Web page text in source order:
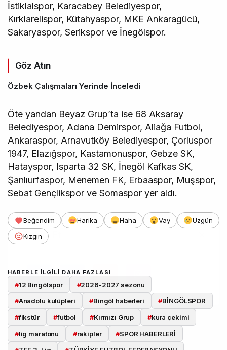
İstiklalspor, Karacabey Belediyespor,
Kırklarelispor, Kütahyaspor, MKE Ankaragücü,
Sakaryaspor, Serikspor ve İnegölspor.
Göz Atın
Özbek Çalışmaları Yerinde İnceledi
Öte yandan Beyaz Grup’ta ise 68 Aksaray
Belediyespor, Adana Demirspor, Aliağa Futbol,
Ankaraspor, Arnavutköy Belediyespor, Çorluspor
1947, Elazığspor, Kastamonuspor, Gebze SK,
Hatayspor, Isparta 32 SK, İnegöl Kafkas SK,
Şanlıurfaspor, Menemen FK, Erbaaspor, Muşspor,
Sebat Gençlikspor ve Somaspor yer aldı.
Beğendim Harika Haha Vay
Üzgün
Kızgın
HABERLE ILGILI DAHA FAZLASI
#12 Bingölspor #2026-2027 sezonu
#Anadolu kulüpleri #Bingöl haberleri #BİNGÖLSPOR
#fikstür #futbol #Kırmızı Grup #kura çekimi
#lig maratonu #rakipler #SPOR HABERLERİ